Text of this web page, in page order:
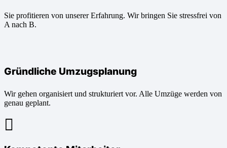
Sie profitieren von unserer Erfahrung. Wir bringen Sie stressfrei von
A nach B.
Gründliche Umzugsplanung
Wir gehen organisiert und strukturiert vor. Alle Umzüge werden von
genau geplant.